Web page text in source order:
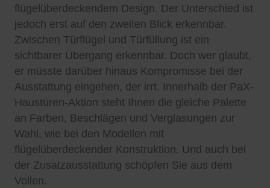
flügelüberdeckendem Design. Der Unterschied ist
jedoch erst auf den zweiten Blick erkennbar.
Zwischen Türflügel und Türfüllung ist ein
sichtbarer Übergang erkennbar. Doch wer glaubt,
er müsste darüber hinaus Kompromisse bei der
Ausstattung eingehen, der irrt. Innerhalb der PaX-
Haustüren-Aktion steht Ihnen die gleiche Palette
an Farben, Beschlägen und Verglasungen zur
Wahl, wie bei den Modellen mit
flügelüberdeckender Konstruktion. Und auch bei
der Zusatzausstattung schöpfen Sie aus dem
Vollen.